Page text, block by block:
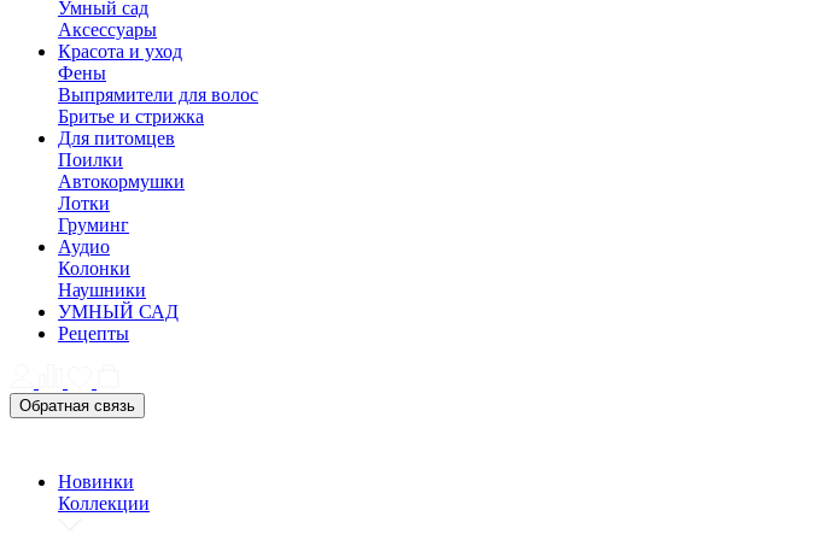
Умный сад
Аксессуары
Красота и уход
Фены
Выпрямители для волос
Бритье и стрижка
Для питомцев
Поилки
Автокормушки
Лотки
Груминг
Аудио
Колонки
Наушники
УМНЫЙ САД
Рецепты
Обратная связь
Новинки
Коллекции